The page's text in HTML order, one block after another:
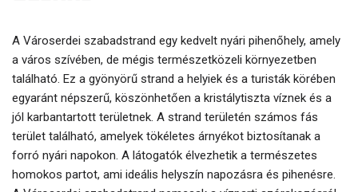
A Városerdei szabadstrand egy kedvelt nyári pihenőhely, amely
a város szívében, de mégis természetközeli környezetben
található. Ez a gyönyörű strand a helyiek és a turisták körében
egyaránt népszerű, köszönhetően a kristálytiszta víznek és a
jól karbantartott területnek. A strand területén számos fás
terület található, amelyek tökéletes árnyékot biztosítanak a
forró nyári napokon. A látogatók élvezhetik a természetes
homokos partot, ami ideális helyszín napozásra és pihenésre.